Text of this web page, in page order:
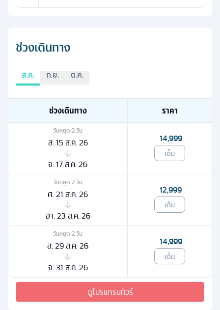
ช่วงเดินทาง
ส.ค. ก.ย. ต.ค.
ช่วงเดินทาง ราคา
วันหยุด 2วัน
ส. 15 ส.ค. 26
จ. 17 ส.ค. 26
14,999
เต็ม
วันหยุด 2วัน
ศ. 21 ส.ค. 26
อา. 23 ส.ค. 26
12,999
เต็ม
วันหยุด 2วัน
ส. 29 ส.ค. 26
จ. 31 ส.ค. 26
14,999
เต็ม
ดูโปรแกรมทัวร์